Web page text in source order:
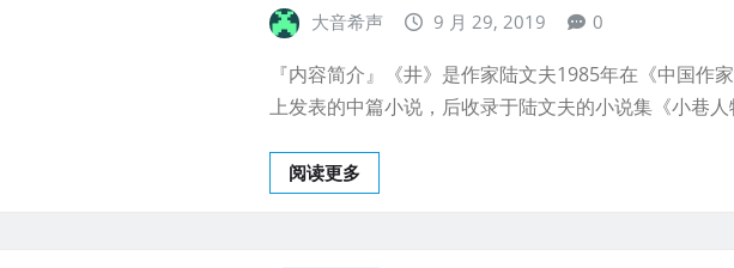
大音希声 9 月 29, 2019 0
『内容简介』《井》是作家陆文夫1985年在《中国作
上发表的中篇小说，后收录于陆文夫的小说集《小巷人
阅读更多